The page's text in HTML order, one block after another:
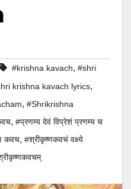
#krishna kavach, #shri
krishna kavach lyrics,
, #Shrikrishna
, #प्रणम्य देवं विप्रेशं प्रणम्य च
कवच, #श्रीकृष्णकवचं वक्ष्ये